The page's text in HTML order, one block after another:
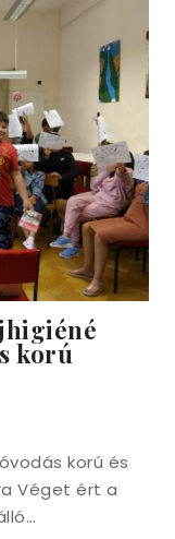
korú
korú és
Véget ért a